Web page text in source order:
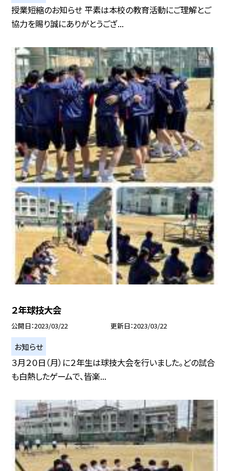
授業短縮のお知らせ 平素は本校の教育活動にご理解とご
協力を賜り誠にありがとうござ...
２年球技大会
公開日 2023/03/22 更新日 2023/03/22
お知らせ
３月２０日（月）に２年生は球技大会を行いました。どの試合
も白熱したゲームで、皆楽...